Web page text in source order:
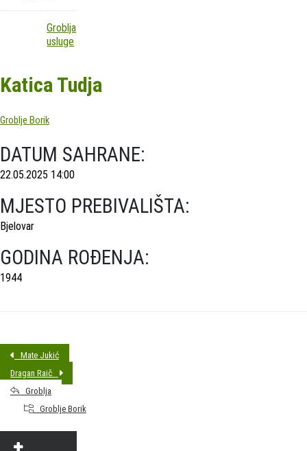
Groblja
usluge
Katica Tudja
Groblje Borik
DATUM SAHRANE:
22.05.2025 14:00
MJESTO PREBIVALIŠTA:
Bjelovar
GODINA ROĐENJA:
1944
Mate Jukić
Dragan Raič
Groblja
Groblje Borik